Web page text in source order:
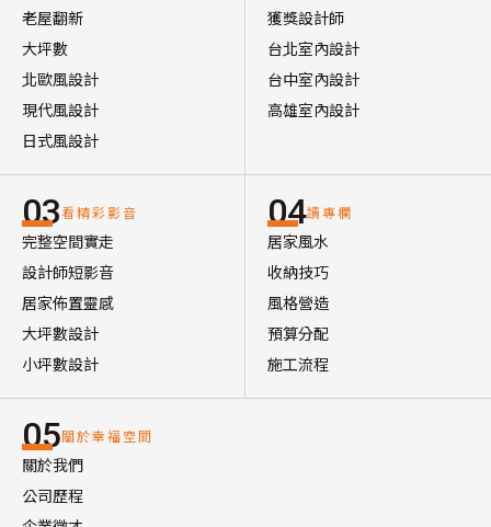
老屋翻新
大坪數
北歐風設計
現代風設計
日式風設計
獲獎設計師
台北室內設計
台中室內設計
高雄室內設計
03看精彩影音
完整空間實走
設計師短影音
居家佈置靈感
大坪數設計
小坪數設計
04讀專欄
居家風水
收納技巧
風格營造
預算分配
施工流程
05關於幸福空間
關於我們
公司歷程